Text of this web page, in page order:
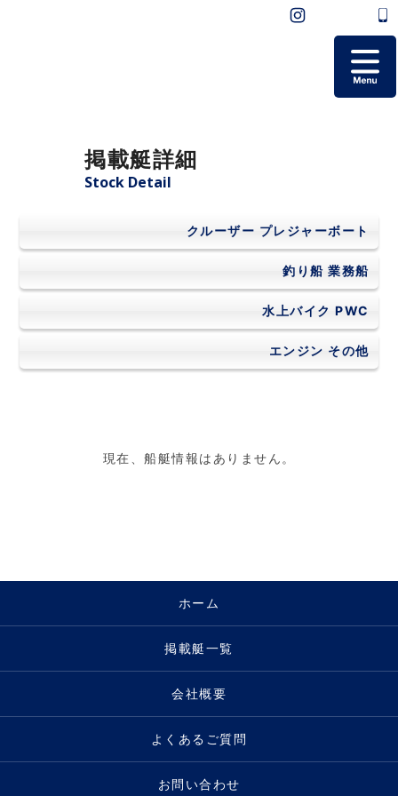
会社概要
よくあるご質問
お問い合わせ
個人情報保護方針
掲載艇詳細
Stock Detail
クルーザー プレジャーボート
釣り船 業務船
水上バイク PWC
エンジン その他
現在、船艇情報はありません。
ホーム
掲載艇一覧
会社概要
よくあるご質問
お問い合わせ